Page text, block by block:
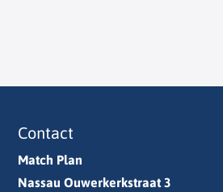
Contact
Match Plan
Nassau Ouwerkerkstraat 3